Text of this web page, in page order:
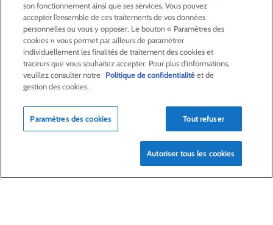
ACTIONNAIRES &INVESTISSEURS
LA RSECHEZ LAGARDÈRE
LA FONDATIONJEAN‑LUC LAGARDÈRE
CENTRE PRESSE
son fonctionnement ainsi que ses services. Vous pouvez
accepter l’ensemble de ces traitements de vos données
personnelles ou vous y opposer. Le bouton « Paramètres des
cookies » vous permet par ailleurs de paramétrer
individuellement les finalités de traitement des cookies et
traceurs que vous souhaitez accepter. Pour plus d'informations,
veuillez consulter notre Politique de confidentialitéet de
gestion des cookies.
Paramètres des cookies Tout refuser
Autoriser tous les cookies